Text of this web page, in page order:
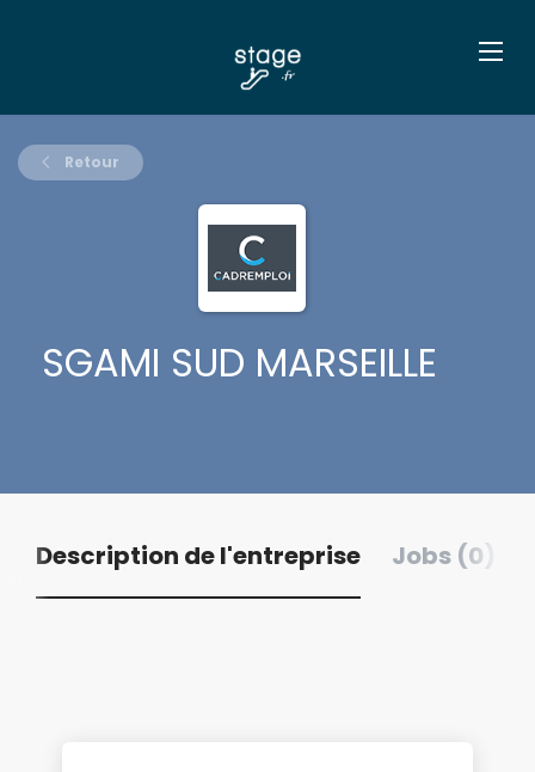
Retour
SGAMI SUD MARSEILLE
Description de l'entreprise Jobs (0)